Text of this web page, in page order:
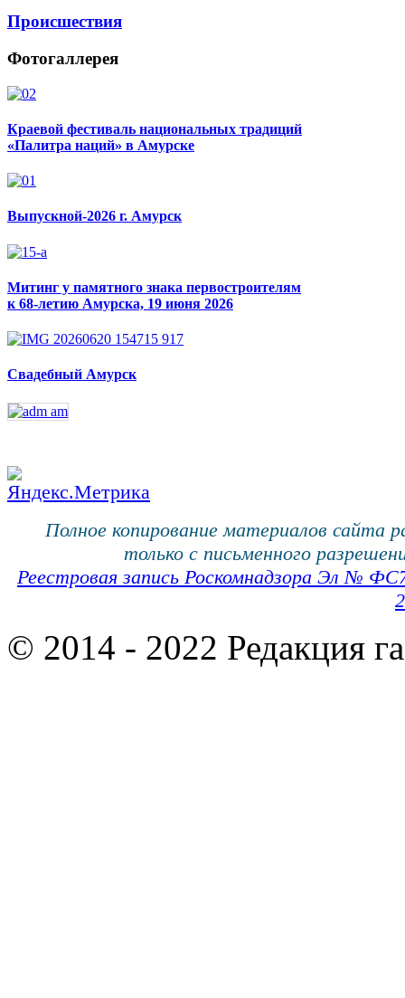
Происшествия
Фотогаллерея
Краевой фестиваль национальных традиций
«Палитра наций» в Амурске
Выпускной-2026 г. Амурск
Митинг у памятного знака первостроителям
к 68-летию Амурска, 19 июня 2026
Свадебный Амурск
Полное копирование материалов сайта
только с письменного
Реестровая запись Роскомнадзора Эл №
© 2014 - 2022 Редакция